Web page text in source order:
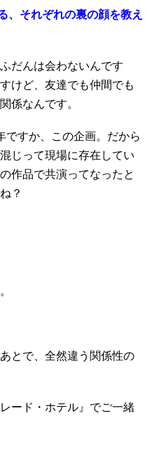
、それぞれの裏の顔を教え
だんは会わないんです
けど、友達でも仲間でも
係なんです。
すか、この企画。だから
じって現場に存在してい
作品で共演ってなったと
？
とで、全然違う関係性の
ード・ホテル』でご一緒